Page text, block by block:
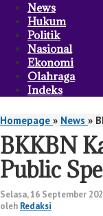
News
Hukum
Politik
Nasional
Ekonomi
Olahraga
Indeks
Homepage » News »
BKKBN
Public
Selasa, 16 September
oleh Redaksi